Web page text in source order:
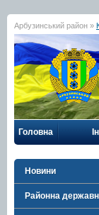
Арбузинський район »
Головна
Новини
Районна